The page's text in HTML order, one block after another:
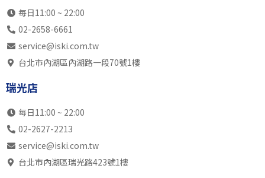
每日11:00 ~ 22:00
02-2658-6661
service@iski.com.tw
台北市內湖區內湖路一段70號1樓
瑞光店
每日11:00 ~ 22:00
02-2627-2213
service@iski.com.tw
台北市內湖區瑞光路423號1樓